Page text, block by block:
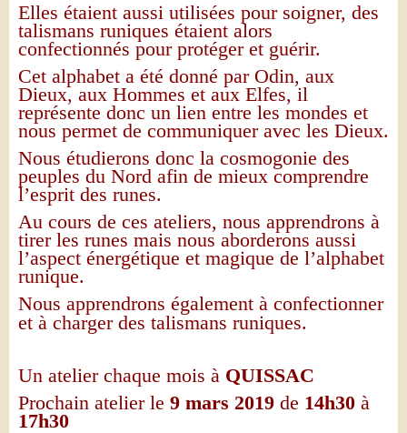
Elles étaient aussi utilisées pour soigner, des
talismans runiques étaient alors
confectionnés pour protéger et guérir.
Cet alphabet a été donné par Odin, aux
Dieux, aux Hommes et aux Elfes, il
représente donc un lien entre les mondes et
nous permet de communiquer avec les Dieux.
Nous étudierons donc la cosmogonie des
peuples du Nord afin de mieux comprendre
l’esprit des runes.
Au cours de ces ateliers, nous apprendrons à
tirer les runes mais nous aborderons aussi
l’aspect énergétique et magique de l’alphabet
runique.
Nous apprendrons également à confectionner
et à charger des talismans runiques.
Un atelier chaque mois à QUISSAC
Prochain atelier le 9 mars 2019 de 14h30 à
17h30